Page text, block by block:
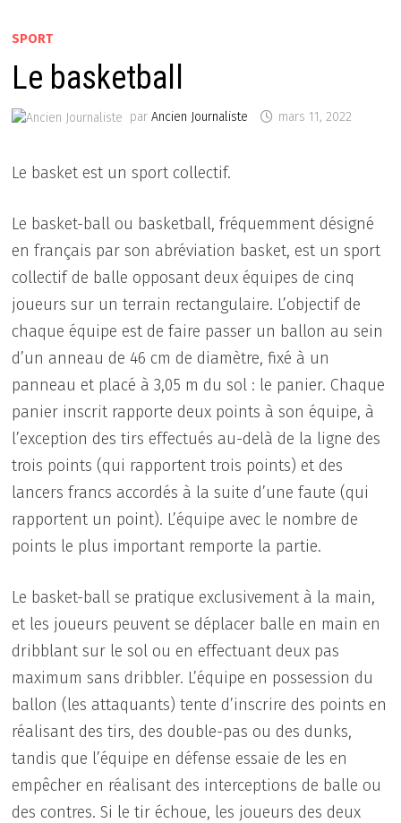
SPORT
Le basketball
parAncien Journaliste mars 11, 2022
Le basket est un sport collectif.
Le basket-ball ou basketball, fréquemment désigné
en français par son abréviation basket, est un sport
collectif de balle opposant deux équipes de cinq
joueurs sur un terrain rectangulaire. L’objectif de
chaque équipe est de faire passer un ballon au sein
d’un anneau de 46 cm de diamètre, fixé à un
panneau et placé à 3,05 m du sol : le panier. Chaque
panier inscrit rapporte deux points à son équipe, à
l’exception des tirs effectués au-delà de la ligne des
trois points (qui rapportent trois points) et des
lancers francs accordés à la suite d’une faute (qui
rapportent un point). L’équipe avec le nombre de
points le plus important remporte la partie.
Le basket-ball se pratique exclusivement à la main,
et les joueurs peuvent se déplacer balle en main en
dribblant sur le sol ou en effectuant deux pas
maximum sans dribbler. L’équipe en possession du
ballon (les attaquants) tente d’inscrire des points en
réalisant des tirs, des double-pas ou des dunks,
tandis que l’équipe en défense essaie de les en
empêcher en réalisant des interceptions de balle ou
des contres. Si le tir échoue, les joueurs des deux